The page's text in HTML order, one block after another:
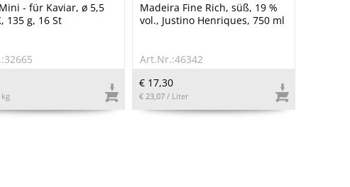
- für Kaviar, ø 5,5
135 g, 16 St
Madeira Fine Rich, süß, 19 %
vol., Justino Henriques, 750 ml
Art.Nr.:46342
€ 17,30
€ 23,07 / Liter